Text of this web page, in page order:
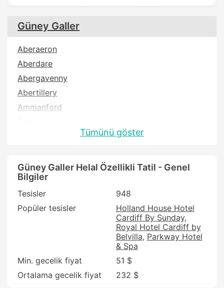
Güney Galler
Aberaeron
Aberdare
Abergavenny
Abertillery
Ammanford
Bridgend
Builth Wells
Burry Port
Caerphilly
Chepstow
Clarbeston Road
Tümünü göster
Güney Galler Helal Özellikli Tatil - Genel
Bilgiler
Tesisler
948
Popüler tesisler
Holland House Hotel
Cardiff By Sunday
Royal Hotel Cardiff by
Belvilla Parkway Hotel
& Spa
Min. gecelik fiyat
51 $
Ortalama gecelik fiyat
232 $